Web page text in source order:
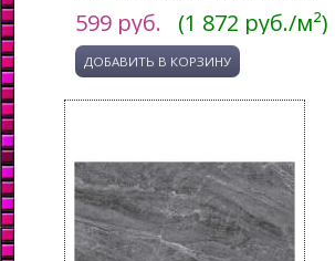
599 руб. (1 872 руб./м²)